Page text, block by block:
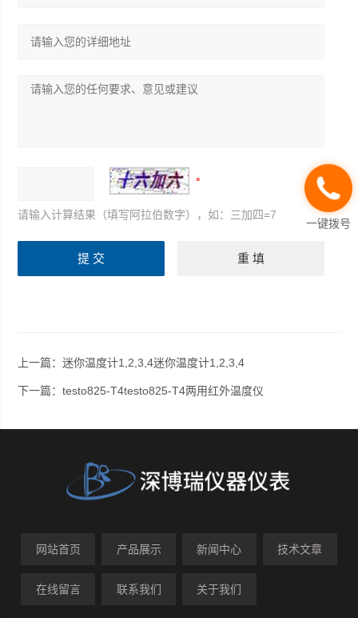
请输入计算结果（填写阿拉伯数字），如：三加四=7
上一篇：迷你温度计1,2,3,4迷你温度计1,2,3,4
下一篇：testo825-T4testo825-T4两用红外温度仪
网站首页 产品展示 新闻中心 技术文章
在线留言 联系我们 关于我们
一键拨号